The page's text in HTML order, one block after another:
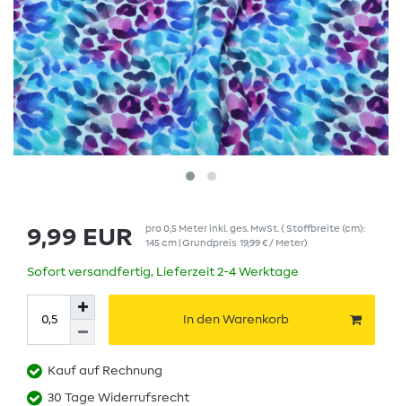
9,99 EUR pro0,5 Meter inkl. ges. MwSt.( Stoffbreite (cm):
145 cm | Grundpreis 19,99 € / Meter)
Sofort versandfertig, Lieferzeit 2-4 Werktage
In den Warenkorb
Kauf auf Rechnung
30 Tage Widerrufsrecht